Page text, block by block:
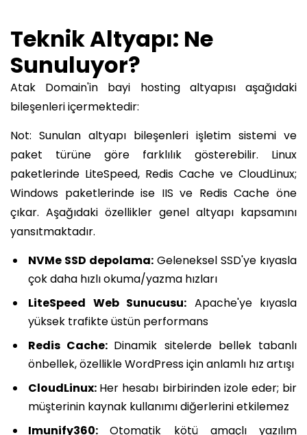
Teknik Altyapı: Ne
Sunuluyor?
Atak Domain'in bayi hosting altyapısı aşağıdaki
bileşenleri içermektedir:
Not: Sunulan altyapı bileşenleri işletim sistemi ve
paket türüne göre farklılık gösterebilir. Linux
paketlerinde LiteSpeed, Redis Cache ve CloudLinux;
Windows paketlerinde ise IIS ve Redis Cache öne
çıkar. Aşağıdaki özellikler genel altyapı kapsamını
yansıtmaktadır.
NVMe SSD depolama: Geleneksel SSD'ye kıyasla
çok daha hızlı okuma/yazma hızları
LiteSpeed Web Sunucusu: Apache'ye kıyasla
yüksek trafikte üstün performans
Redis Cache: Dinamik sitelerde bellek tabanlı
önbellek, özellikle WordPress için anlamlı hız artışı
CloudLinux: Her hesabı birbirinden izole eder; bir
müşterinin kaynak kullanımı diğerlerini etkilemez
Imunify360:Otomatik kötü amaçlı yazılım